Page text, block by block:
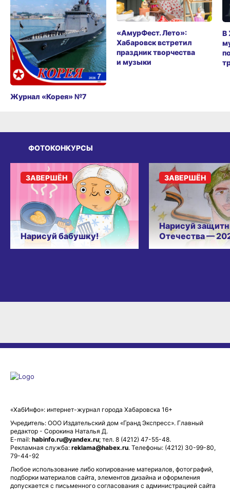
Журнал «Корея» №7
«АмурФест. Лето»:
Хабаровск встретил
праздник творчества
и музыки
В
ФОТОКОНКУРСЫ
Нарисуй бабушку!
ЗАВЕРШЁН
Нарисуй
Отечества —
ЗАВЕРШЁН
«ХабИнфо»: интернет-журнал города Хабаровска 16+
Учредитель: ООО Издательский дом «Гранд Экспресс». Главный
редактор - Сорокина Наталья Д.
E-mail: habinfo.ru@yandex.ru; тел. 8 (4212) 47-55-48.
Рекламная служба: reklama@habex.ru. Телефоны: (4212) 30-99-80,
79-44-92
Любое использование либо копирование материалов, фотографий,
подборки материалов сайта, элементов дизайна и оформления
допускается с письменного согласования с администрацией сайта